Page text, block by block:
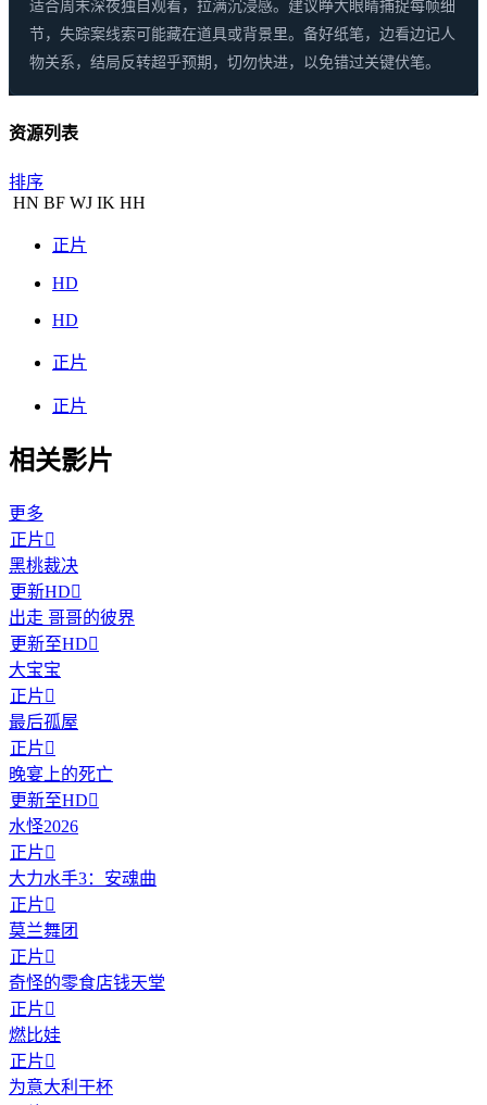
适合周末深夜独自观看，拉满沉浸感。建议睁大眼睛捕捉每帧细
节，失踪案线索可能藏在道具或背景里。备好纸笔，边看边记人
物关系，结局反转超乎预期，切勿快进，以免错过关键伏笔。
资源列表
排序
HN BF WJ IK HH
正片
HD
HD
正片
正片
相关影片
更多
正片
黑桃裁决
更新HD
出走 哥哥的彼界
更新至HD
大宝宝
正片
最后孤屋
正片
晚宴上的死亡
更新至HD
水怪2026
正片
大力水手3：安魂曲
正片
莫兰舞团
正片
奇怪的零食店钱天堂
正片
燃比娃
正片
为意大利干杯